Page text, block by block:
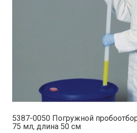
5387-0050 Погружной
75 мл, длина 50 см